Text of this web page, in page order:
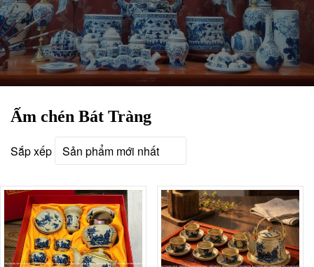
Ấm chén Bát Tràng
Sắp xếp